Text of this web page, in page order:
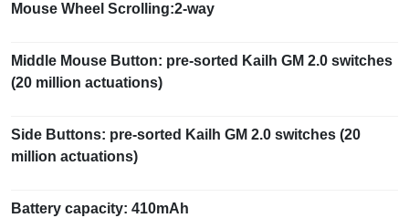
Mouse Wheel Scrolling:2-way
Middle Mouse Button: pre-sorted Kailh GM 2.0 switches
(20 million actuations)
Side Buttons: pre-sorted Kailh GM 2.0 switches (20
million actuations)
Battery capacity: 410mAh